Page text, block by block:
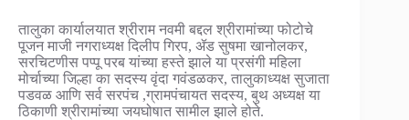
तालुका कार्यालयात श्रीराम नवमी बद्दल श्रीरामांच्या फोटोचे
पूजन माजी नगराध्यक्ष दिलीप गिरप, ॲड सुषमा खानोलकर,
सरचिटणीस पप्पू परब यांच्या हस्ते झाले या प्रसंगी महिला
मोर्चाच्या जिल्हा का सदस्य वृंदा गवंडळकर, तालुकाध्यक्ष सुजाता
पडवळ आणि सर्व सरपंच ,ग्रामपंचायत सदस्य, बुथ अध्यक्ष या
ठिकाणी श्रीरामांच्या जयघोषात सामील झाले होते.